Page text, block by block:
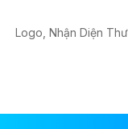
Logo, Nhận Diện